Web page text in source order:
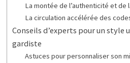
La montée de l’authenticité et de
La circulation accélérée des
Conseils d’experts pour un style
gardiste
Astuces pour personnaliser son